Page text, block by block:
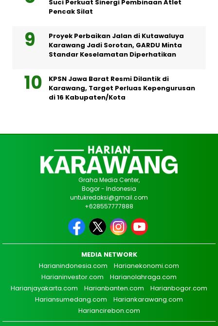
Suci Perkuat Sinergi Pembinaan Atlet
Pencak Silat
Proyek Perbaikan Jalan di Kutawaluya
Karawang Jadi Sorotan, GARDU Minta
Standar Keselamatan Diperhatikan
KPSN Jawa Barat Resmi Dilantik di
Karawang, Target Perluas Kepengurusan
di 16 Kabupaten/Kota
Graha Media Center,
Bogor - Indonesia
untukredaksi@gmail.com
+628557777888
MEDIA NETWORK
Harianindonesia.com
Harianekonomi.com
Harianinvestor.com
Harianolahraga.com
Harianjayakarta.com
Harianbanten.com
Harianbogor.com
Hariansumedang.com
Hariankarawang.com
Hariancirebon.com